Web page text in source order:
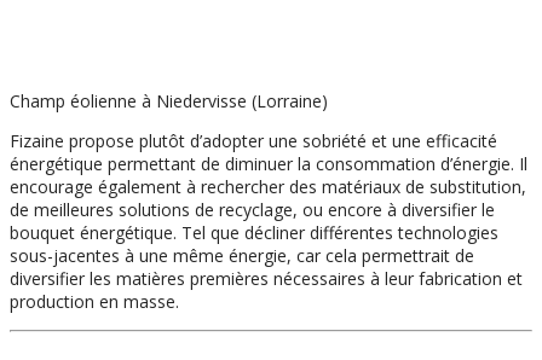
Champ éolienne à Niedervisse (Lorraine)
Fizaine propose plutôt d’adopter une sobriété et une efficacité
énergétique permettant de diminuer la consommation d’énergie. Il
encourage également à rechercher des matériaux de substitution,
de meilleures solutions de recyclage, ou encore à diversifier le
bouquet énergétique. Tel que décliner différentes technologies
sous-jacentes à une même énergie, car cela permettrait de
diversifier les matières premières nécessaires à leur fabrication et
production en masse.